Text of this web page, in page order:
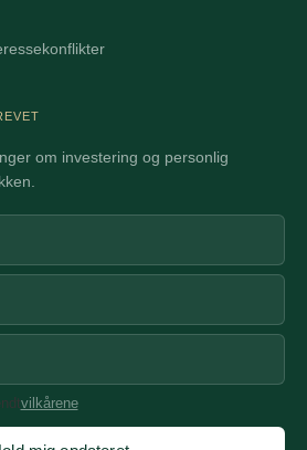
om investering og personlig
vilkårene